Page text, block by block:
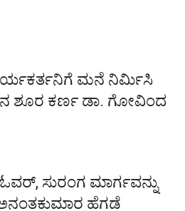
ಮನೆ ನಿರ್ಮಿಸಿ
ಶೂರ ಕರ್ಣ ಡಾ. ಗೋವಿಂದ
ಸುರಂಗ ಮಾರ್ಗವನ್ನು
ಹೆಗಡೆ